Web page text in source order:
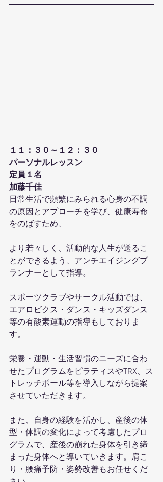
１１：３０～１２：３０
パーソナルレッスン
定員１名
加藤千佳
日常生活で頻繁にみられる心身の不調
の原因とアプローチを学び、健康寿命
をのばすため、
より若々しく、活動的な人生が送るこ
とができるよう、アンチエイジングプ
ランナーとして指導。
スポーツクラブやサークル活動では、
エアロビクス・ダンス・キッズダンス
等の有酸素運動の指導もしておりま
す。
栄養・運動・生活習慣のニーズに合わ
せたプログラムをピラティスやTRX、ス
トレッチポール等を導入しながら提案
させていただきます。
また、自身の経験を活かし、産後の体
型・体調の変化によって考慮したプロ
グラムで、産後の崩れた身体を引き締
まった身体へと導いていきます。肩こ
り・腰痛予防・姿勢改善もお任せくだ